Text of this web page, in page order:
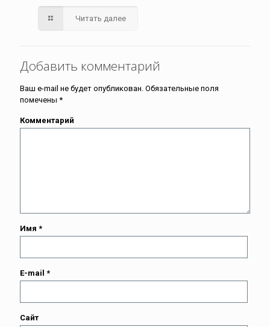
Читать далее
Добавить комментарий
Ваш e-mail не будет опубликован. Обязательные поля
помечены *
Комментарий
Имя *
E-mail *
Сайт